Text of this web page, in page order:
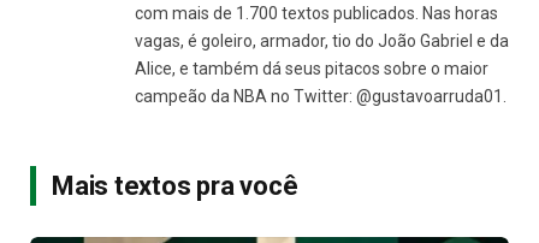
com mais de 1.700 textos publicados. Nas horas
vagas, é goleiro, armador, tio do João Gabriel e da
Alice, e também dá seus pitacos sobre o maior
campeão da NBA no Twitter: @gustavoarruda01.
Mais textos pra você